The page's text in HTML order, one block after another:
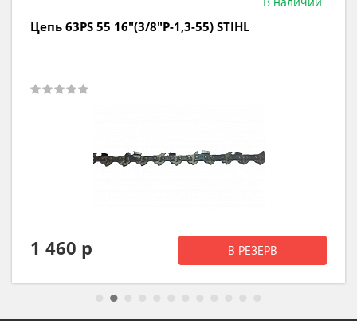
Цепь 63PS 50 14"(3/8"P-1,3-50) STIHL
1 330 р В РЕЗЕРВ